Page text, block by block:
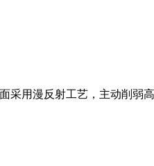
用漫反射工艺，主动削弱